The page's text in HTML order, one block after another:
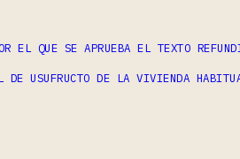
QUE SE APRUEBA EL TEXTO
USUFRUCTO DE LA VIVIENDA